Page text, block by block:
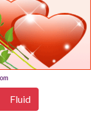
Fluid